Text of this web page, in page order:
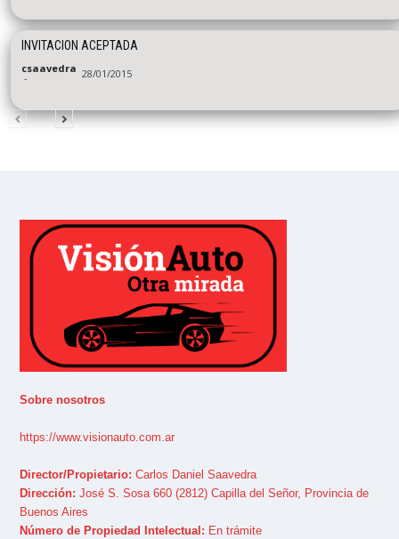
INVITACION ACEPTADA
csaavedra
- 28/01/2015
Sobre nosotros
https://www.visionauto.com.ar
Director/Propietario: Carlos Daniel Saavedra
Dirección: José S. Sosa 660 (2812) Capilla del Señor, Provincia de
Buenos Aires
Número de Propiedad Intelectual: En trámite